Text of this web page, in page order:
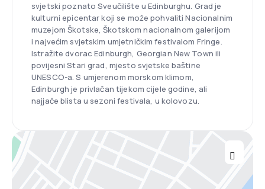
svjetski poznato Sveučilište u Edinburghu. Grad je
kulturni epicentar koji se može pohvaliti Nacionalnim
muzejom Škotske, Škotskom nacionalnom galerijom
i najvećim svjetskim umjetničkim festivalom Fringe.
Istražite dvorac Edinburgh, Georgian New Town ili
povijesni Stari grad, mjesto svjetske baštine
UNESCO-a. S umjerenom morskom klimom,
Edinburgh je privlačan tijekom cijele godine, ali
najjače blista u sezoni festivala, u kolovozu.